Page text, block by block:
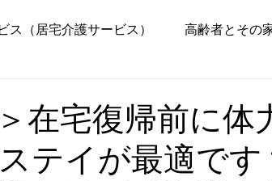
ス（居宅介護サービス） 高齢者とその
社会状況 高齢者とその家族の暮らし方
在宅復帰前に体
テイが最適です